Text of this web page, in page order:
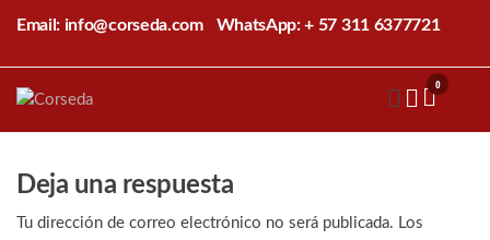
contenido
Email: info@corseda.com WhatsApp: + 57 311 6377721
sericultura
0
Deja una respuesta
Tu dirección de correo electrónico no será publicada. Los